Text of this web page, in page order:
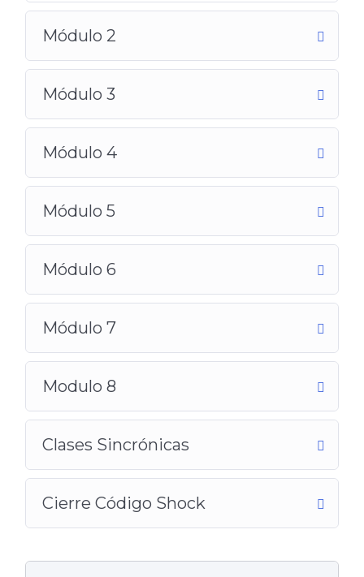
Módulo 2
Módulo 3
Módulo 4
Módulo 5
Módulo 6
Módulo 7
Modulo 8
Clases Sincrónicas
Cierre Código Shock